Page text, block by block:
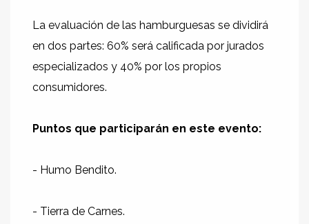
La evaluación de las hamburguesas se dividirá
en dos partes: 60% será calificada por jurados
especializados y 40% por los propios
consumidores.
Puntos que participarán en este evento:
- Humo Bendito.
- Tierra de Carnes.